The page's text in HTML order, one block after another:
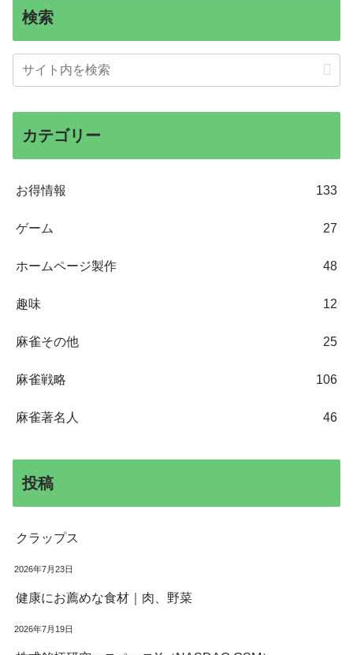
検索
カテゴリー
お得情報 133
ゲーム 27
ホームページ製作 48
趣味 12
麻雀その他 25
麻雀戦略 106
麻雀著名人 46
投稿
クラップス
2026年7月23日
健康にお薦めな食材｜肉、野菜
2026年7月19日